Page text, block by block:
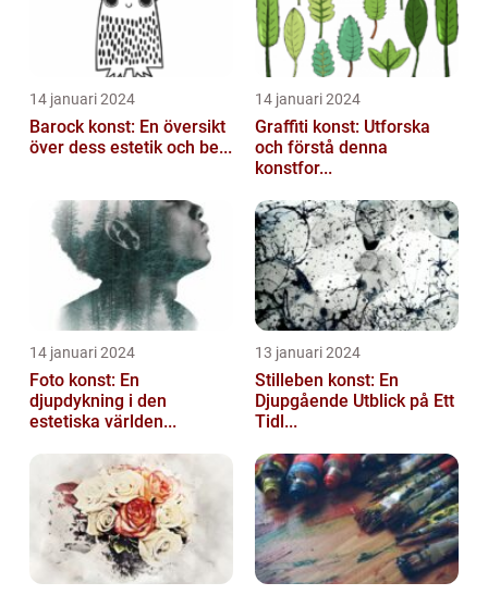
14 januari 2024
Barock konst: En översikt
över dess estetik och be...
14 januari 2024
Graffiti konst: Utforska
och förstå denna
konstfor...
14 januari 2024
Foto konst: En
djupdykning i den
estetiska världen...
13 januari 2024
Stilleben konst: En
Djupgående Utblick på Ett
Tidl...